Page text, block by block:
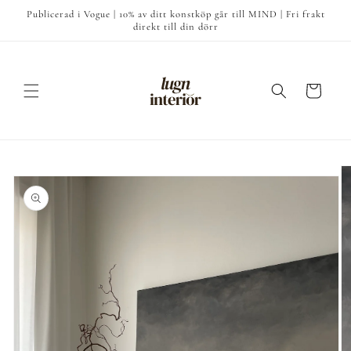
vidare
Publicerad i Vogue | 10% av ditt konstköp går till MIND | Fri frakt
direkt till din dörr
Varukorg